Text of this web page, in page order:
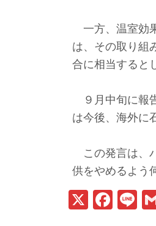
一方、温室効
は、その取り組
合に相当すると
９月中旬に報
は今後、海外に
この発言は、
供をやめるよう
X
Fa
Li